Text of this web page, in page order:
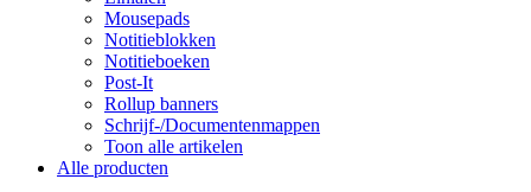
Mousepads
Notitieblokken
Notitieboeken
Post-It
Rollup banners
Schrijf-/Documentenmappen
Toon alle artikelen
Alle producten